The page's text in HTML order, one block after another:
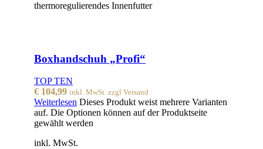
thermoregulierendes Innenfutter
Boxhandschuh „Profi“
TOP TEN
€ 104,99 inkl. MwSt. zzgl Versand
Weiterlesen Dieses Produkt weist mehrere Varianten
auf. Die Optionen können auf der Produktseite
gewählt werden
inkl. MwSt.